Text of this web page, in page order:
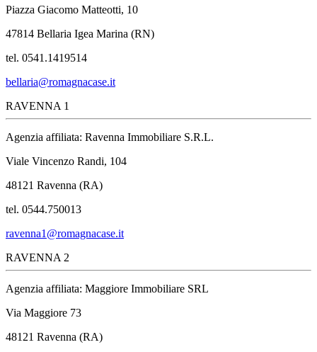
Piazza Giacomo Matteotti, 10
47814 Bellaria Igea Marina (RN)
tel. 0541.1419514
bellaria@romagnacase.it
RAVENNA 1
Agenzia affiliata: Ravenna Immobiliare S.R.L.
Viale Vincenzo Randi, 104
48121 Ravenna (RA)
tel. 0544.750013
ravenna1@romagnacase.it
RAVENNA 2
Agenzia affiliata: Maggiore Immobiliare SRL
Via Maggiore 73
48121 Ravenna (RA)